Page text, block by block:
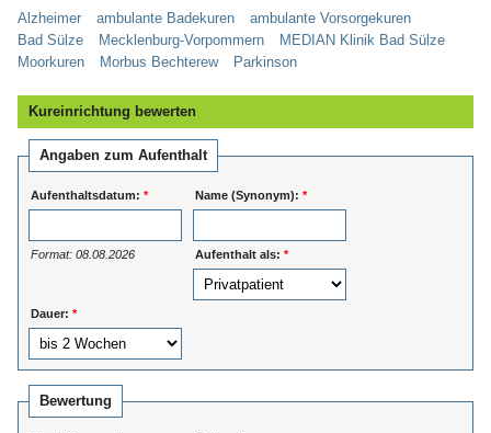
Alzheimer ambulante Badekuren
ambulante Vorsorgekuren
Bad Sülze
Mecklenburg-Vorpommern
MEDIAN Klinik Bad Sülze
Moorkuren
Morbus Bechterew Parkinson
Kureinrichtung bewerten
Angaben zum Aufenthalt
Aufenthaltsdatum: *
Format: 08.08.2026
Name (Synonym): *
Aufenthalt als: *
Dauer: *
Bewertung